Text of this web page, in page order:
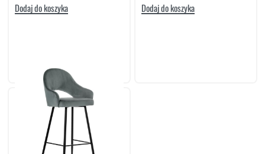
Dodaj do koszyka Dodaj do koszyka